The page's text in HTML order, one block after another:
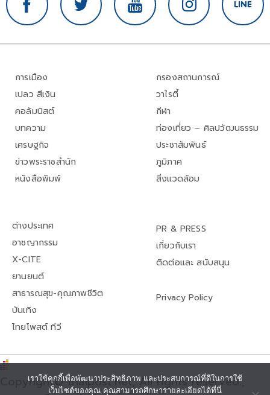
การเมือง
เปลว สีเงิน
คอลัมนิสต์
บทความ
เศรษฐกิจ
ข่าวพระราชสำนัก
หนังสือพิมพ์
กรองสถานการณ์
วาไรตี้
กีฬา
ท่องเที่ยว – ศิลปวัฒนธรรม
ประชาสัมพันธ์
ภูมิภาค
สิ่งแวดล้อม
ต่างประเทศ
อาชญากรรม
X-CITE
ยานยนต์
สาธารณสุข-คุณภาพชีวิต
บันเทิง
ไทยโพสต์ ทีวี
PR & PRESS
เกี่ยวกับเรา
ติดต่อและ สนับสนุน
Privacy Policy
Copyright© thaipost.net, All rights reserved.,
เราใช้คุกกี้เพื่อพัฒนาประสิทธิภาพ และประสบการณ์ที่ดีในการใช้
เว็บไซต์ของคุณ คุณสามารถศึกษารายละเอียดได้ที่นี่